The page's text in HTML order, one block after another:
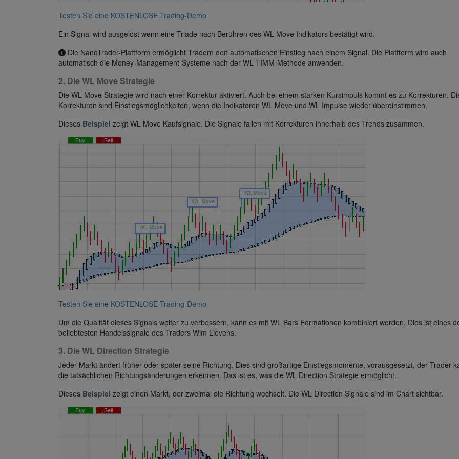
Testen Sie eine KOSTENLOSE Trading-Demo
Ein Signal wird ausgelöst wenn eine Triade nach Berühren des WL Move Indikators bestätigt wird.
Die NanoTrader-Plattform ermöglicht Tradern den automatischen Einstieg nach einem Signal. Die Plattform wird auch
automatisch die Money-Management-Systeme nach der WL TIMM-Methode anwenden.
2. Die WL Move Strategie
Die WL Move Strategie wird nach einer Korrektur aktiviert. Auch bei einem starken Kursimpuls kommt es zu Korrekturen.
Korrekturen sind Einstiegsmöglichkeiten, wenn die Indikatoren WL Move und WL Impulse wieder übereinstimmen.
Dieses Beispiel zeigt WL Move Kaufsignale. Die Signale fallen mit Korrekturen innerhalb des Trends zusammen.
Testen Sie eine KOSTENLOSE Trading-Demo
Um die Qualität dieses Signals weiter zu verbessern, kann es mit WL Bars Formationen kombiniert werden. Dies ist eines
beliebtesten Handelssignale des Traders Wim Lievens.
3. Die WL Direction Strategie
Jeder Markt ändert früher oder später seine Richtung. Dies sind großartige Einstiegsmomente, vorausgesetzt, der Trader
die tatsächlichen Richtungsänderungen erkennen. Das ist es, was die WL Direction Strategie ermöglicht.
Dieses Beispiel zeigt einen Markt, der zweimal die Richtung wechselt. Die WL Direction Signale sind im Chart sichtbar.